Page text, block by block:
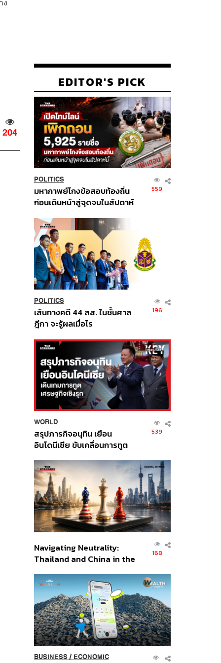
ง
204
EDITOR'S PICK
POLITICS
มหากาพย์โกงข้อสอบท้องถิ่น
ก่อนเดินหน้าสู่จุดจบในสัปดาห์
559
POLITICS
เส้นทางคดี 44 สส. ในชั้นศาล
ฎีกา จะรู้ผลเมื่อไร
196
WORLD
สรุปภารกิจอนุทิน เยือน
อินโดนีเซีย ขับเคลื่อนการทูต
ส่วนยุทธศาสตร์ไทย –
อินโดนีเซีย
539
Navigating Neutrality:
Thailand and China in the
Order
168
BUSINESS/ ECONOMIC